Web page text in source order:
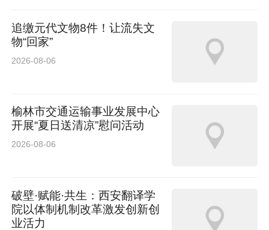
追缴元代文物8件！让流失文
物“回家”
2026-08-06
榆林市交通运输事业发展中心
开展“夏日送清凉”慰问活动
2026-08-06
破壁·赋能·共生：西安翻译学
院以体制机制改革激发创新创
业活力